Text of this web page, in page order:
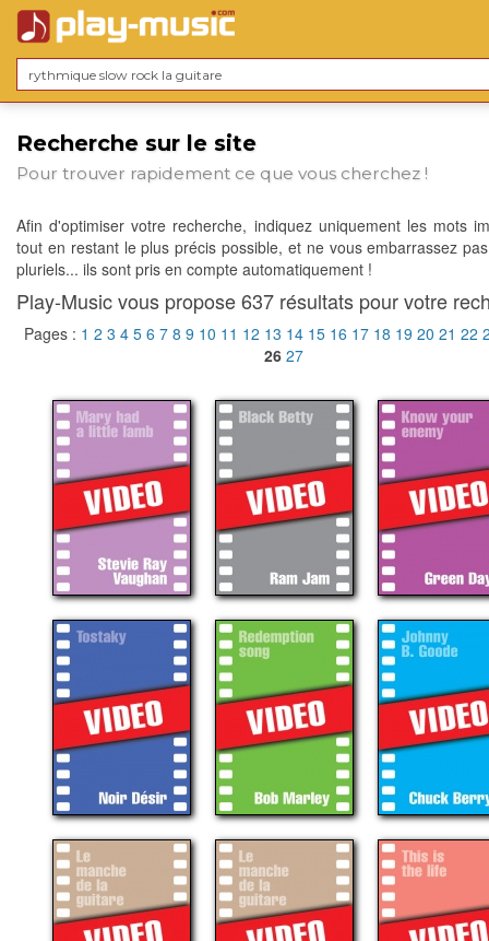
Recherche sur le site
Pour trouver rapidement ce que vous cherchez !
Afin d'optimiser votre recherche, indiquez uniquement les mots
tout en restant le plus précis possible, et ne vous embarrassez
pluriels... ils sont pris en compte automatiquement !
Play-Music vous propose 637 résultats pour votre
Pages : 1 2 3 4 5 6 7 8 9 10 11 12 13 14 15 16 17 18 19 20 21 22
26 27